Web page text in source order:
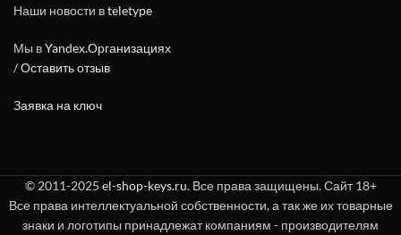
Наши новости вteletype
Мы вYandex.Организациях
/Оставить отзыв
Заявка на ключ
© 2011-2025 el-shop-keys.ru. Все права защищены. Сайт 18+
Все права интеллектуальной собственности, а так же их товарные
знаки и логотипы принадлежат компаниям - производителям